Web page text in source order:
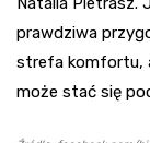
prawdziwa
strefa komfortu,
może stać się